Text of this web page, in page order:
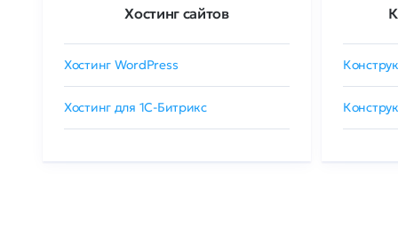
Хостинг сайтов
Хостинг WordPress
Хостинг для 1C-Битрикс